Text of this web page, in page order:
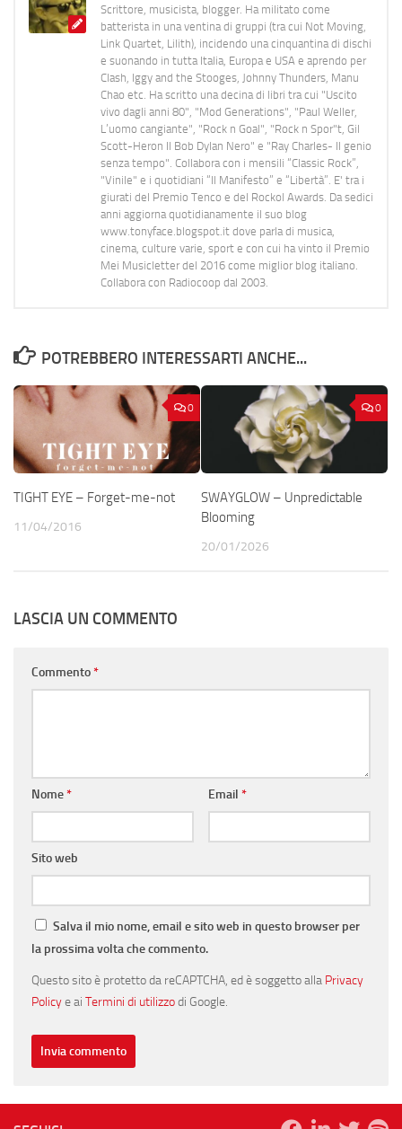
Scrittore, musicista, blogger. Ha militato come
batterista in una ventina di gruppi (tra cui Not Moving,
Link Quartet, Lilith), incidendo una cinquantina di dischi
e suonando in tutta Italia, Europa e USA e aprendo per
Clash, Iggy and the Stooges, Johnny Thunders, Manu
Chao etc. Ha scritto una decina di libri tra cui "Uscito
vivo dagli anni 80", "Mod Generations", "Paul Weller,
L’uomo cangiante", "Rock n Goal", "Rock n Spor"t, Gil
Scott-Heron Il Bob Dylan Nero" e "Ray Charles- Il genio
senza tempo". Collabora con i mensili “Classic Rock”,
"Vinile" e i quotidiani “Il Manifesto” e “Libertà”. E' tra i
giurati del Premio Tenco e del Rockol Awards. Da sedici
anni aggiorna quotidianamente il suo blog
www.tonyface.blogspot.it dove parla di musica,
cinema, culture varie, sport e con cui ha vinto il Premio
Mei Musicletter del 2016 come miglior blog italiano.
Collabora con Radiocoop dal 2003.
POTREBBERO INTERESSARTI ANCHE...
0
TIGHT EYE – Forget-me-not
11/04/2016
0
SWAYGLOW – Unpredictable
Blooming
20/01/2026
LASCIA UN COMMENTO
Commento*
Nome* Email *
Sito web
Salva il mio nome, email e sito web in questo browser per
la prossima volta che commento.
Questo sito è protetto da reCAPTCHA, ed è soggetto alla Privacy
Policye ai Termini di utilizzodi Google.